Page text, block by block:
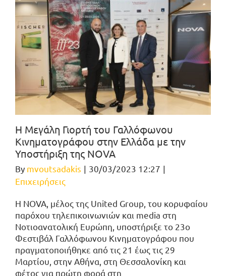
Η Μεγάλη Γιορτή του Γαλλόφωνου
Κινηματογράφου στην Ελλάδα με την
Υποστήριξη της NOVA
By mvoutsadakis | 30/03/2023 12:27 |
Επιχειρήσεις
Η NOVA, μέλος της United Group, του κορυφαίου
παρόχου τηλεπικοινωνιών και media στη
Νοτιοανατολική Ευρώπη, υποστήριξε το 23ο
Φεστιβάλ Γαλλόφωνου Κινηματογράφου που
πραγματοποιήθηκε από τις 21 έως τις 29
Μαρτίου, στην Αθήνα, στη Θεσσαλονίκη και
φέτος για πρώτη φορά στη